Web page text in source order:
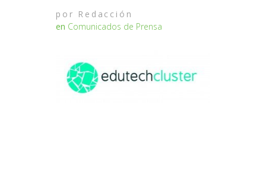
por Redacción
en Comunicados de Prensa